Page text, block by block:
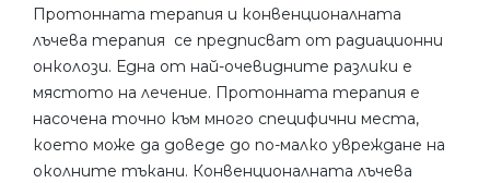
Протонната терапия и конвенционалната
лъчева терапия се предписват от радиационни
онколози. Една от най-очевидните разлики е
мястото на лечение. Протонната терапия е
насочена точно към много специфични места,
което може да доведе до по-малко увреждане на
околните тъкани. Конвенционалната лъчева